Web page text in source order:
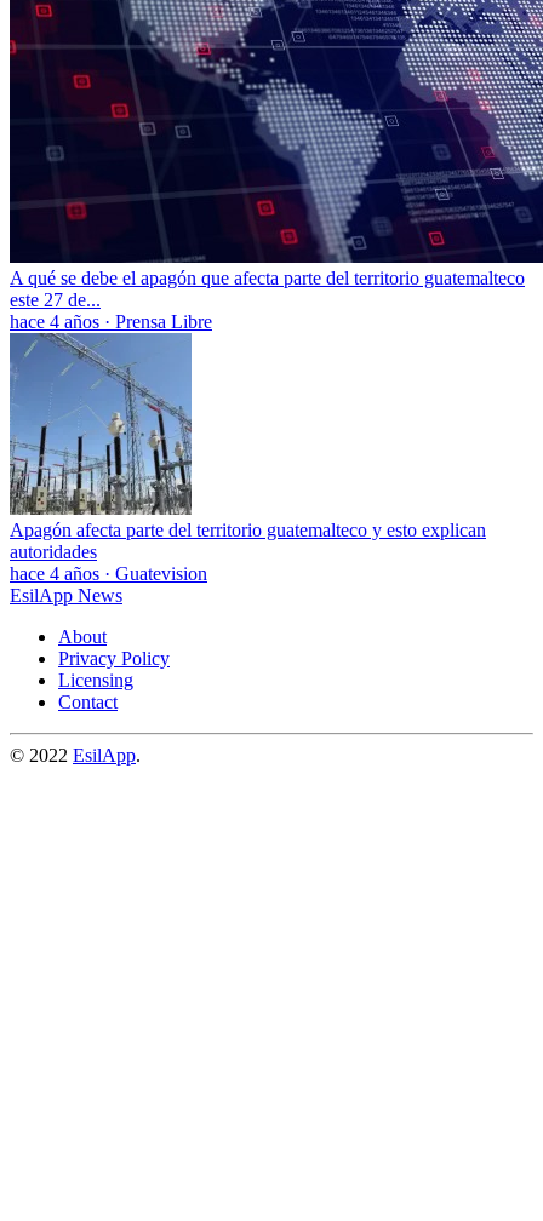
A qué se debe el apagón que afecta parte del territorio guatemalteco
este 27 de...
hace 4 años · Prensa Libre
Apagón afecta parte del territorio guatemalteco y esto explican
autoridades
hace 4 años · Guatevision
EsilApp News
About
Privacy Policy
Licensing
Contact
© 2022 EsilApp.